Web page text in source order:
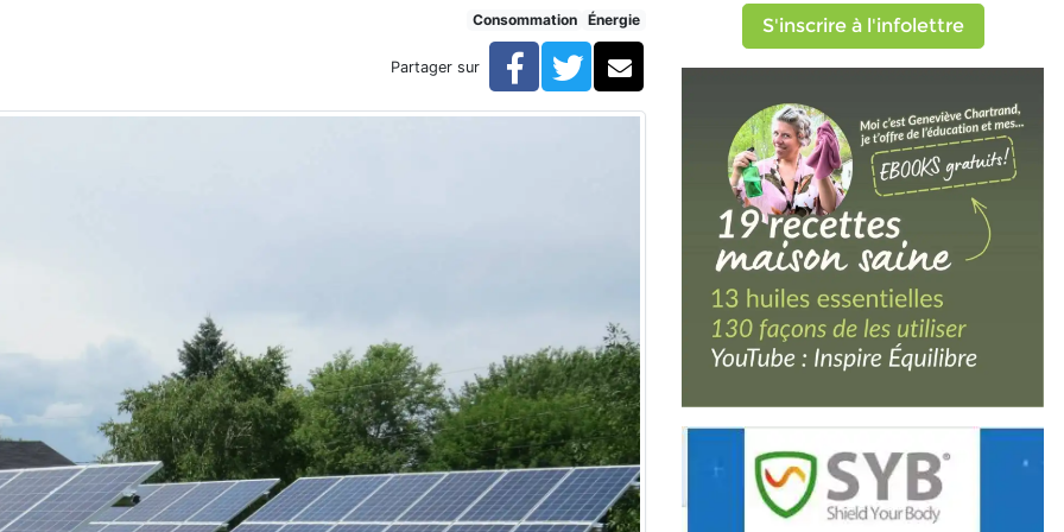
mise sur l'énergie solaireConsommation Énergie
Partager sur Facebook
TwitterCourriel
S'inscrire à l'infolettre